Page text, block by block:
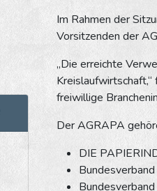
Im Rahmen der
Vorsitzenden der
„Die erreichte
freiwillige
Der AGRAPA
DIE